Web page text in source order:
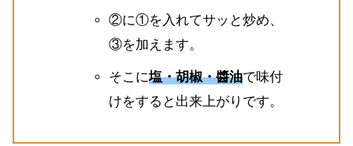
②に①を入れてサッと炒め、
③を加えます。
そこに塩・胡椒・醬油で味付
けをすると出来上がりです。